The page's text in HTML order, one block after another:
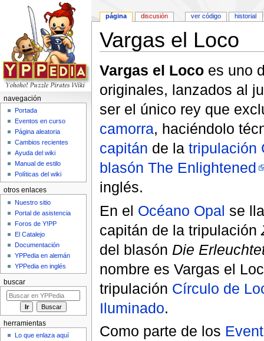
Vargas el Loco
Vargas el Locoes uno
originales, lanzados al
ser el único rey que
camorra, haciéndolo
capitán de la tripulación
blasón The Enlightened
inglés.
En el Océano Opal se
capitán de la tripulación
del blasón Die
nombre es Vargas el
tripulación Círculo de
Iluminado.
Como parte de los
página discusión ver código historial
navegación
Portada
Eventos en curso
Página aleatoria
Cambios recientes
Ayuda del wiki
Manual de estilo
Políticas del wiki
otros enlaces
Nuestro sitio
Portal de asistencia
Foros de Y!PP
El Catalejo
Documentación
YPPedia en alemán
YPPedia en inglés
buscar
herramientas
Lo que enlaza aquí